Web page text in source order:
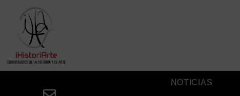
NOTICIAS